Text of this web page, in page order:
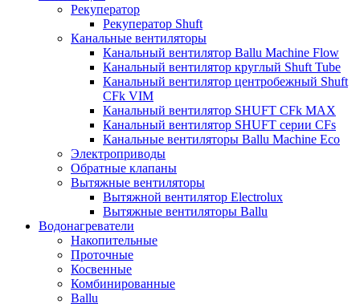
Рекуператор
Рекуператор Shuft
Канальные вентиляторы
Канальный вентилятор Ballu Machine Flow
Канальный вентилятор круглый Shuft Tube
Канальный вентилятор центробежный Shuft
CFk VIM
Канальный вентилятор SHUFT CFk MAX
Канальный вентилятор SHUFT серии CFs
Канальные вентиляторы Ballu Machine Eco
Электроприводы
Обратные клапаны
Вытяжные вентиляторы
Вытяжной вентилятор Electrolux
Вытяжные вентиляторы Ballu
Водонагреватели
Накопительные
Проточные
Косвенные
Комбинированные
Ballu